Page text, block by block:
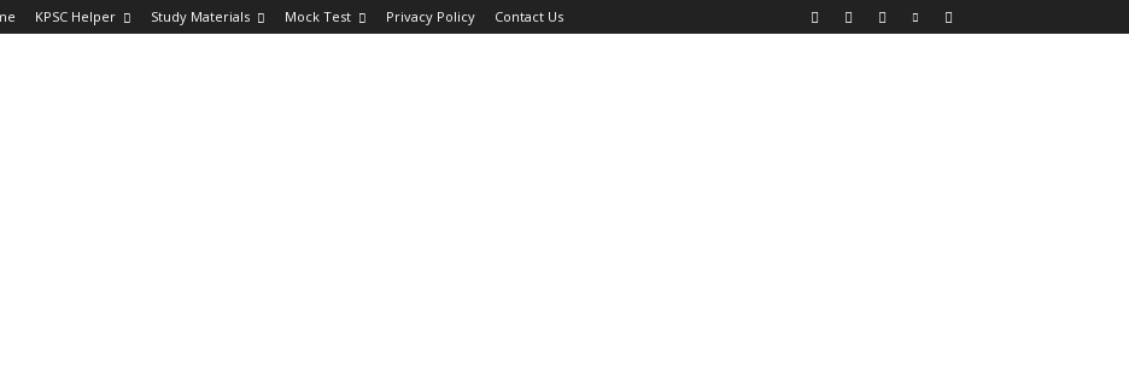
KPSC Helper Study Materials Mock Test Privacy Policy Contact Us